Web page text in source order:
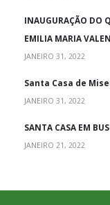
INAUGURAÇÃO DO
EMILIA MARIA
JANEIRO 31, 2022
Santa Casa de
JANEIRO 31, 2022
SANTA CASA EM
JANEIRO 21, 2022